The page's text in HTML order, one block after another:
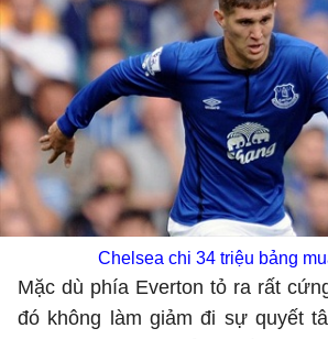
Chelsea chi 34 triệu bảng
Mặc dù phía Everton tỏ ra rất
đó không làm giảm đi sự quyết